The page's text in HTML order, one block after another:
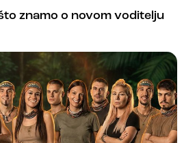
znamo o novom voditelju